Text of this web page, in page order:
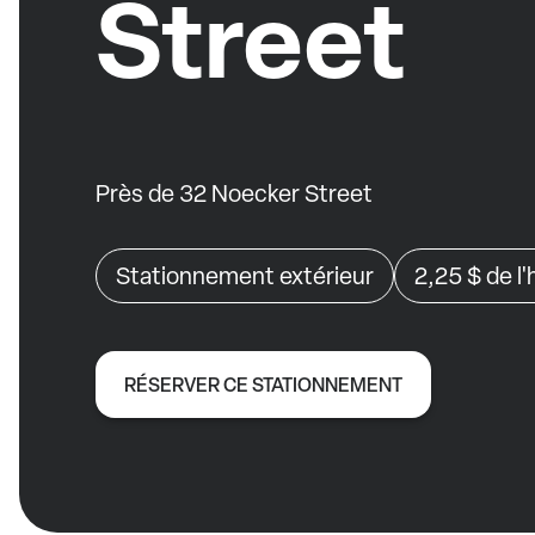
Street
Près de 32 Noecker Street
Stationnement extérieur 2,25 $de
RÉSERVER CE STATIONNEMENT